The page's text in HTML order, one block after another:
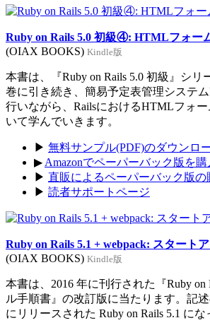
Ruby on Rails 5.0 初級④: HTMLフォー
(OIAX BOOKS) Kindle版
本書は、『Ruby on Rails 5.0 初級』シリ
巻に引き続き、簡易予定表管理システム
行いながら、RailsにおけるHTMLフォ
いて学んでいきます。
▶ 無料サンプル(PDF)のダウンロ
▶ Amazonでペーパーバック版を購
▶ 直販によるペーパーバック版の
▶ 読者サポートページ
Ruby on Rails 5.1 + webpack: スタート
(OIAX BOOKS) Kindle版
本書は、2016 年に刊行された『Ruby on
ル手順書』の改訂版に当たります。記
にリリースされた Ruby on Rails 5.1 にな